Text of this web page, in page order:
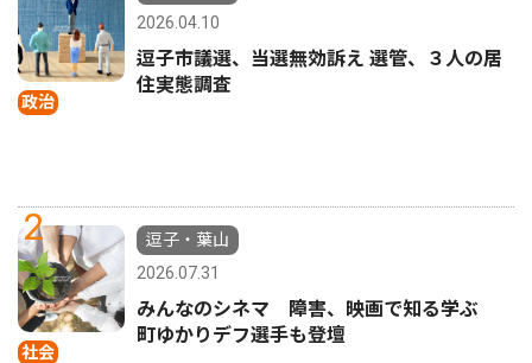
政治
2026.04.10
逗子市議選、当選無効訴え 選管、３人の居
住実態調査
2
社会
逗子・葉山
2026.07.31
みんなのシネマ 障害、映画で知る学ぶ
町ゆかりデフ選手も登壇